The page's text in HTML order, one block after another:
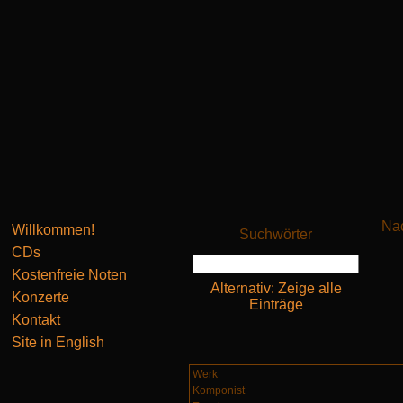
Willkommen!
CDs
Kostenfreie Noten
Konzerte
Kontakt
Site in English
Suchwörter
Alternativ: Zeige alle
Einträge
Werk
Komponist